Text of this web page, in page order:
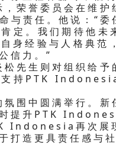
誉委员会在维护
与责任。他说：“
肯定。我们期待他
身经验与人格典
信力。”
生则对组织给予
支持PTK
中圆满举行。新
提升PTK
再次展现
打造更具责任感与